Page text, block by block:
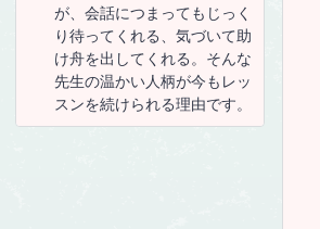
が、会話につまってもじっく
り待ってくれる、気づいて助
け舟を出してくれる。そんな
先生の温かい人柄が今もレッ
スンを続けられる理由です。